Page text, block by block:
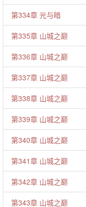
第334章 光与暗
第335章 山城之巅
第336章 山城之巅
第337章 山城之巅
第338章 山城之巅
第339章 山城之巅
第340章 山城之巅
第341章 山城之巅
第342章 山城之巅
第343章 山城之巅